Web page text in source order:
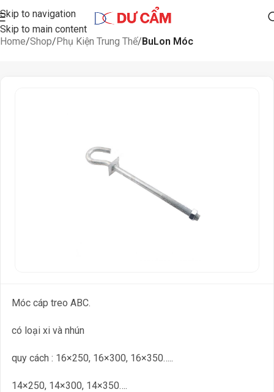
Skip to navigation
Skip to main content
Home Shop Phụ Kiện Trung Thế BuLon Móc
Móc cáp treo ABC.
có loại xi và nhún
quy cách : 16×250, 16×300, 16×350…..
14×250, 14×300, 14×350….